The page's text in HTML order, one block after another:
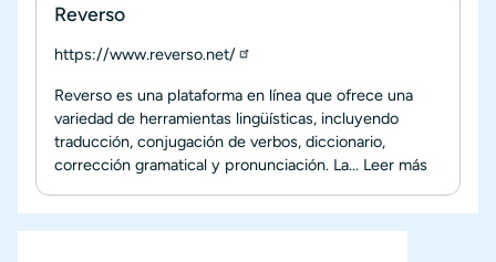
Reverso
https://www.reverso.net/
Reverso es una plataforma en línea que ofrece una
variedad de herramientas lingüísticas, incluyendo
traducción, conjugación de verbos, diccionario,
corrección gramatical y pronunciación. La... Leer más